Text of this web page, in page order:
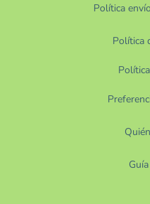
Política
Política